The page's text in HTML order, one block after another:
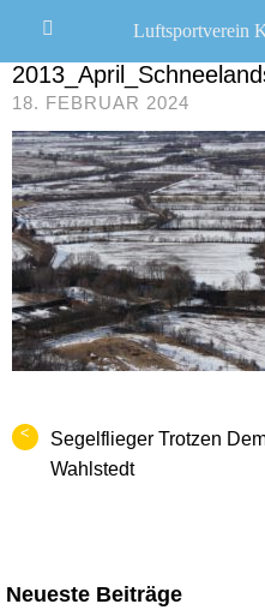
18. FEBRUAR 2024
<
Segelflieger Trotzen
Wahlstedt
Neueste Beiträge
Luftsportverein